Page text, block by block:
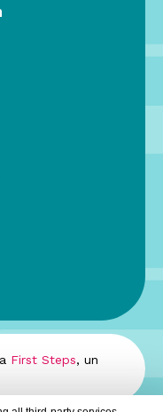
First Steps, un